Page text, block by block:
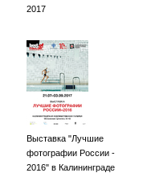
2017
Выставка "Лучшие
фотографии России -
2016" в Калининграде